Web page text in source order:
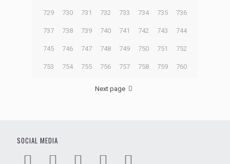
729 730 731 732 733 734 735 736
737 738 739 740 741 742 743 744
745 746 747 748 749 750 751 752
753 754 755 756 757 758 759 760
Next page
SOCIAL MEDIA